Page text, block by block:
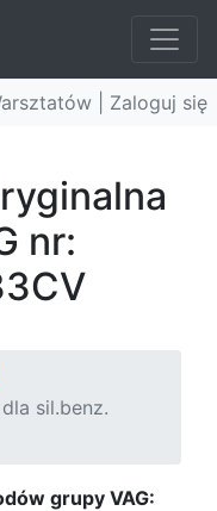
| Zaloguj się
nr:
sil.benz.
grupy VAG: